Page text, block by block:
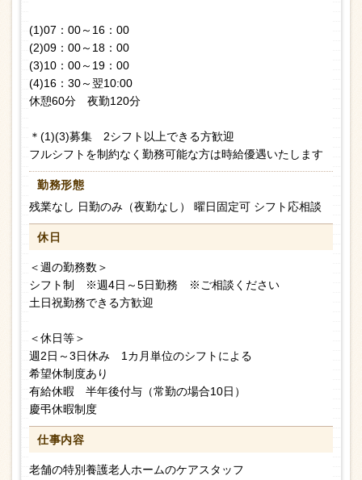
(1)07：00～16：00
(2)09：00～18：00
(3)10：00～19：00
(4)16：30～翌10:00
休憩60分 夜勤120分
＊(1)(3)募集 2シフト以上できる方歓迎
フルシフトを制約なく勤務可能な方は時給優遇いたします
勤務形態
残業なし 日勤のみ（夜勤なし） 曜日固定可 シフト応相談
休日
＜週の勤務数＞
シフト制 ※週4日～5日勤務 ※ご相談ください
土日祝勤務できる方歓迎
＜休日等＞
週2日～3日休み 1カ月単位のシフトによる
希望休制度あり
有給休暇 半年後付与（常勤の場合10日）
慶弔休暇制度
仕事内容
老舗の特別養護老人ホームのケアスタッフ